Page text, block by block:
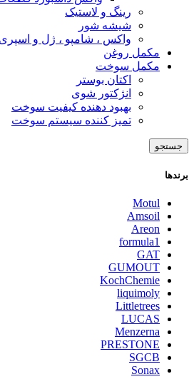
رینگ و لاستیک
شیشه شور
واکس ، شامپو ، ژل و اسپری
مکمل روغن
مکمل سوخت
اکتان بوستر
انژکتور شوی
بهبود دهنده کیفیت سوخت
تمیز کننده سیستم سوخت
جستجو
برندها
Motul
Amsoil
Areon
formula1
GAT
GUMOUT
KochChemie
liquimoly
Littletrees
LUCAS
Menzerna
PRESTONE
SGCB
Sonax